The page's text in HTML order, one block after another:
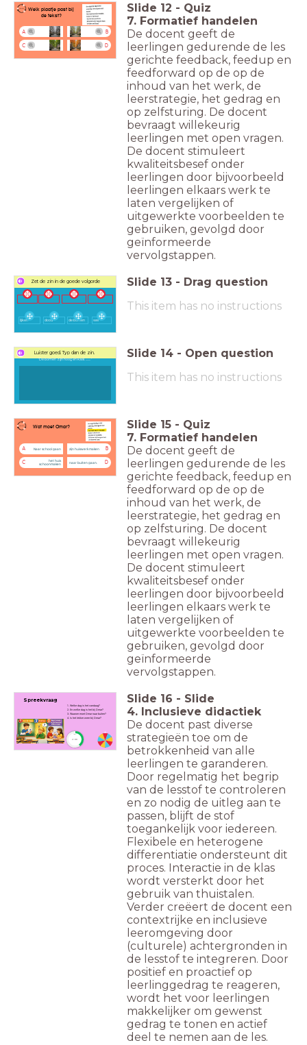
Welk plaatje past bij
de tekst?
A B
C D
Slide 12 - Quiz
7. Formatief handelen
De docent geeft de
leerlingen gedurende de les
gerichte feedback, feedup en
feedforward op de op de
inhoud van het werk, de
leerstrategie, het gedrag en
op zelfsturing. De docent
bevraagt willekeurig
leerlingen met open vragen.
De docent stimuleert
kwaliteitsbesef onder
leerlingen door bijvoorbeeld
leerlingen elkaars werk te
laten vergelijken of
uitgewerkte voorbeelden te
gebruiken, gevolgd door
geïnformeerde
vervolgstappen.
Zet de zin in de goede volgorde
lijken dood de bomen wel
Slide 13 - Drag question
This item has no instructions
'De bomen zijn hoog en kaal. ....... '
Luister goed. Typ dan de zin. Slide 14 - Open question
This item has no instructions
Wat moet Omar?
A Naar school gaan B
zijn huiswerk maken
C
het huis
schoonmaken
D
naar buiten gaan.
Slide 15 - Quiz
7. Formatief handelen
De docent geeft de
leerlingen gedurende de les
gerichte feedback, feedup en
feedforward op de op de
inhoud van het werk, de
leerstrategie, het gedrag en
op zelfsturing. De docent
bevraagt willekeurig
leerlingen met open vragen.
De docent stimuleert
kwaliteitsbesef onder
leerlingen door bijvoorbeeld
leerlingen elkaars werk te
laten vergelijken of
uitgewerkte voorbeelden te
gebruiken, gevolgd door
geïnformeerde
vervolgstappen.
1. Welke dag is het vandaag?
2. En welke dag is het bij Omar?
3. Waarom moet Omar naar buiten?
4. Is het lekker weer bij Omar?
Spreekvraag
2:00
Slide 16 - Slide
4. Inclusieve didactiek
De docent past diverse
strategieën toe om de
betrokkenheid van alle
leerlingen te garanderen.
Door regelmatig het begrip
van de lesstof te controleren
en zo nodig de uitleg aan te
passen, blijft de stof
toegankelijk voor iedereen.
Flexibele en heterogene
differentiatie ondersteunt dit
proces. Interactie in de klas
wordt versterkt door het
gebruik van thuistalen.
Verder creëert de docent een
contextrijke en inclusieve
leeromgeving door
(culturele) achtergronden in
de lesstof te integreren. Door
positief en proactief op
leerlinggedrag te reageren,
wordt het voor leerlingen
makkelijker om gewenst
gedrag te tonen en actief
deel te nemen aan de les.